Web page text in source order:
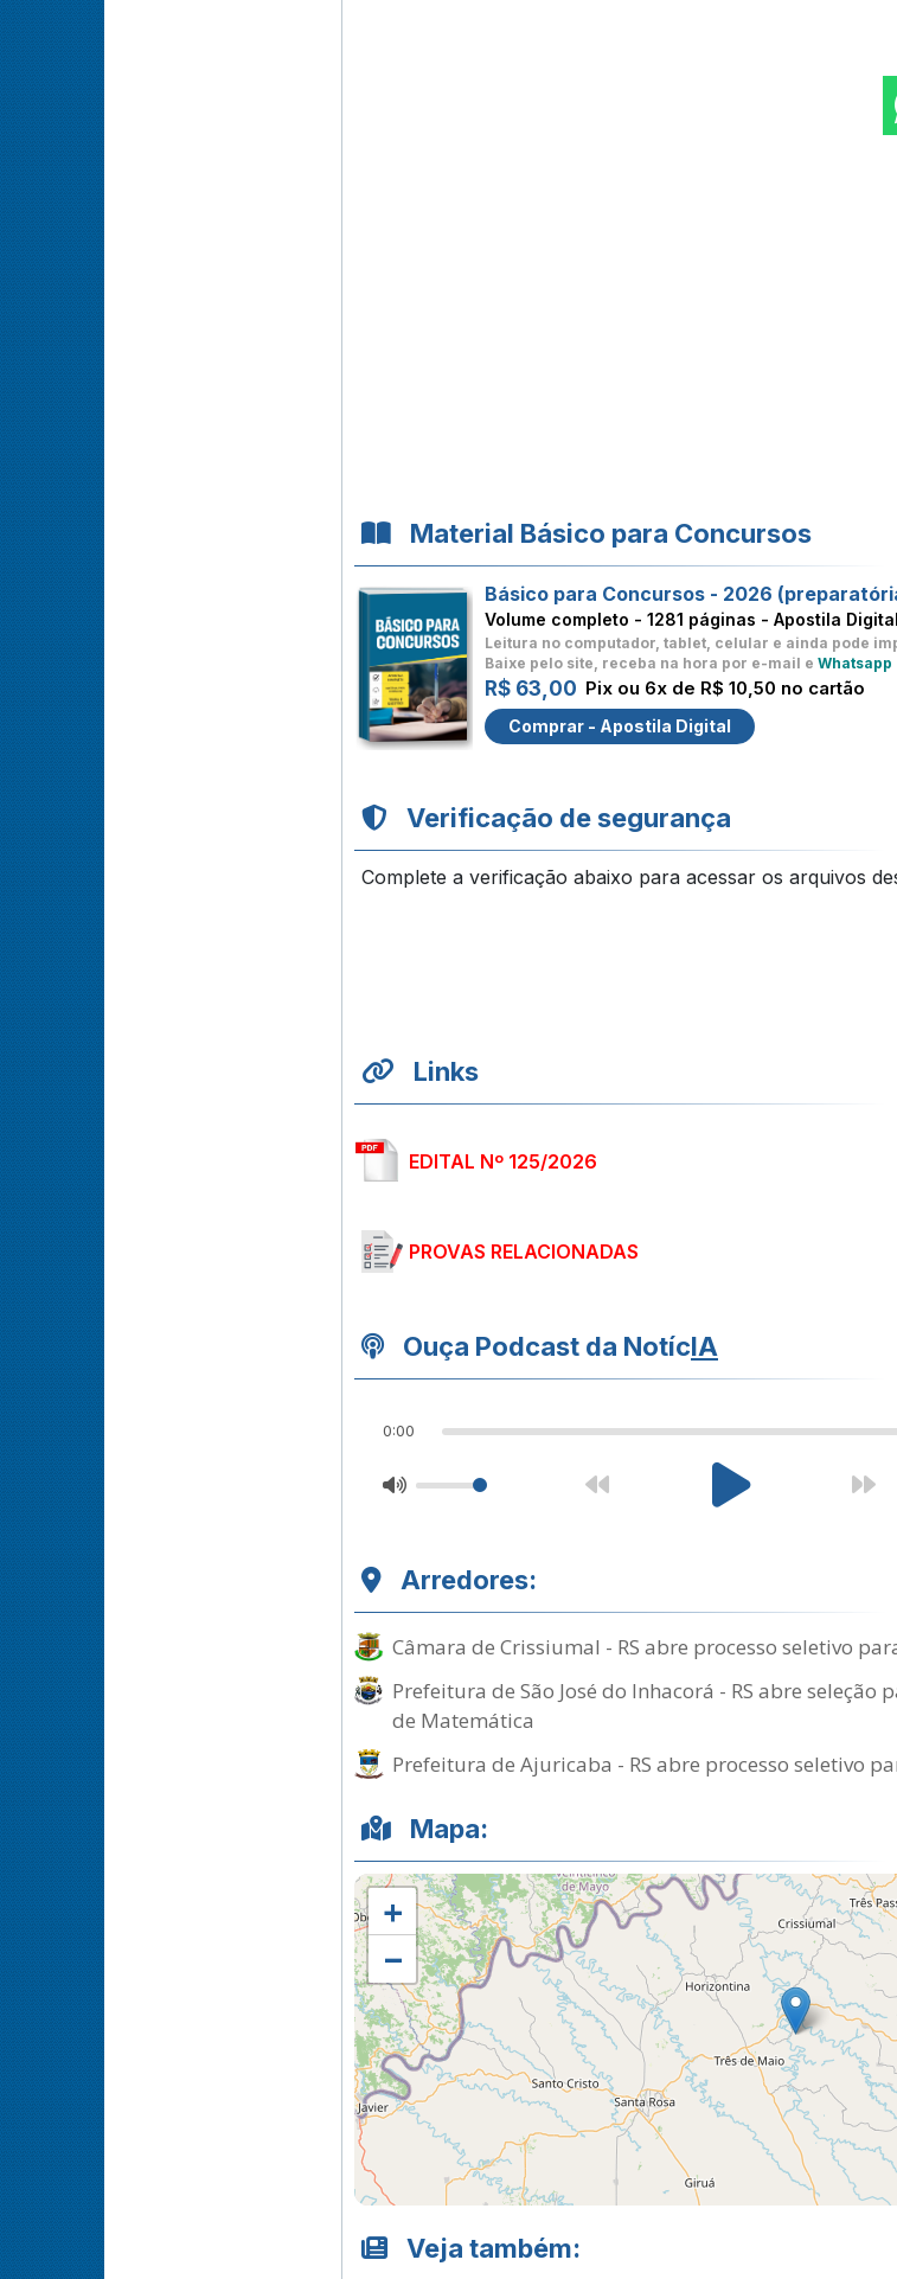
Material Básico para Concursos
Básico para Concursos - 2026
Volume completo - 1281 páginas - Apostila Digital
Leitura no computador, tablet, celular e ainda pode
Baixe pelo site, receba na hora por e-mail e Whatsapp
R$ 63,00 Pix ou 6x de R$ 10,50 no cartão
Comprar - Apostila Digital
Verificação de segurança
Complete a verificação abaixo para acessar os arquivos
Links
EDITAL Nº 125/2026
PROVAS RELACIONADAS
Ouça Podcast da NotícIA
0:00
Arredores:
Câmara de Crissiumal - RS abre processo seletivo
Prefeitura de São José do Inhacorá - RS abre seleção
de Matemática
Prefeitura de Ajuricaba - RS abre processo seletivo
Mapa:
+
−
Veja também: